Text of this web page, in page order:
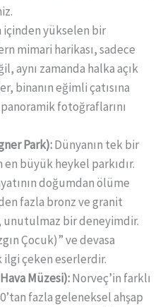
içinden yükselen bir
mimari harikası, sadece
aynı zamanda halka açık
binanın eğimli çatısına
fotoğraflarını
Park):Dünyanın tek bir
en büyük heykel parkıdır.
doğumdan ölüme
fazla bronz ve granit
unutulmaz bir deneyimdir.
Çocuk)” ve devasa
çeken eserlerdir.
Müzesi):Norveç’in farklı
fazla geleneksel ahşap